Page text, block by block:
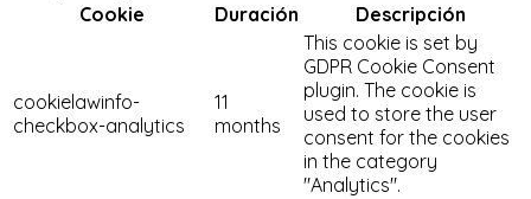
Cookie
Duración Descripción
cookielawinfo-
checkbox-analytics
11
months
This cookie is set by
GDPR Cookie Consent
plugin. The cookie is
used to store the user
consent for the cookies
in the category
"Analytics".